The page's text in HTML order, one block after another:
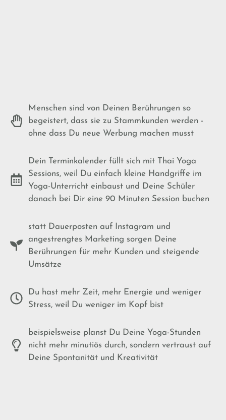
Menschen sind von Deinen Berührungen so
begeistert, dass sie zu Stammkunden werden -
ohne dass Du neue Werbung machen musst
Dein Terminkalender füllt sich mit Thai Yoga
Sessions, weil Du einfach kleine Handgriffe im
Yoga-Unterricht einbaust und Deine Schüler
danach bei Dir eine 90 Minuten Session buchen
statt Dauerposten auf Instagram und
angestrengtes Marketing sorgen Deine
Berührungen für mehr Kunden und steigende
Umsätze
Du hast mehr Zeit, mehr Energie und weniger
Stress, weil Du weniger im Kopf bist
beispielsweise planst Du Deine Yoga-Stunden
nicht mehr minutiös durch, sondern vertraust auf
Deine Spontanität und Kreativität